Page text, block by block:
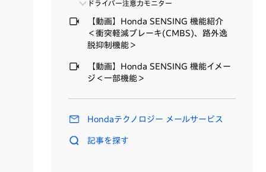
ドライバー注意力モニター
【動画】Honda SENSING 機能紹介
＜衝突軽減ブレーキ(CMBS)、路外逸
脱抑制機能＞
【動画】Honda SENSING 機能イメー
ジ＜一部機能＞
Hondaテクノロジー メールサービス
記事を探す